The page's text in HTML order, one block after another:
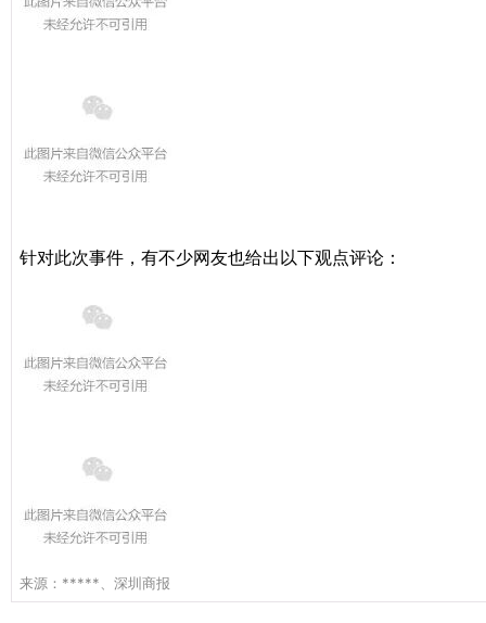
针对此次事件，有不少网友也给出以下观点评论：
来源： *****、深圳商报